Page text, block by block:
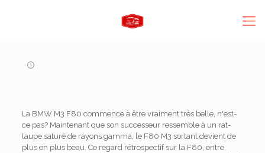
La BMW M3 F80 commence à être vraiment très belle, n'est-
ce pas? Maintenant que son successeur ressemble à un rat-
taupe saturé de rayons gamma, le F80 M3 sortant devient de
plus en plus beau. Ce regard rétrospectif sur la F80, entre